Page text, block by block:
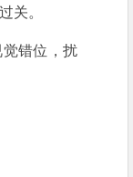
关。
错位，扰